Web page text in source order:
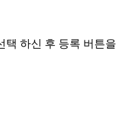
택 하신 후 등록 버튼을